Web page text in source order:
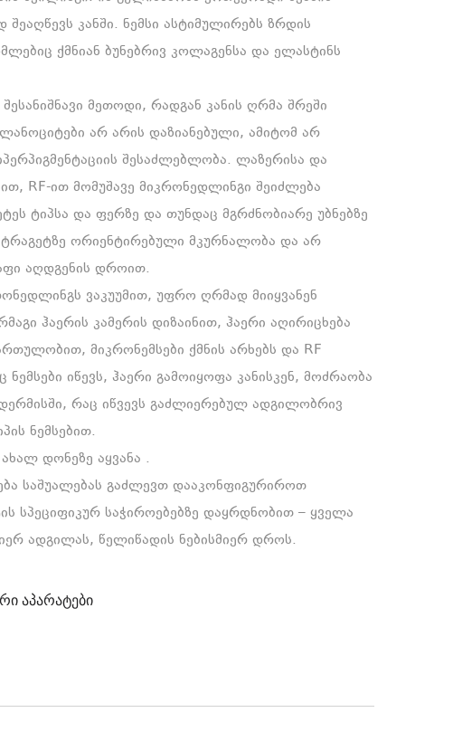
კანში. ნემსი ასტიმულირებს ზრდის
ქმნიან ბუნებრივ კოლაგენსა და ელასტინს
მეთოდი, რადგან კანის ღრმა შრეში
არ არის დაზიანებული, ამიტომ არ
შესაძლებლობა. ლაზერისა და
RF-ით მომუშავე მიკრონედლინგი შეიძლება
ტიპსა და ფერზე და თუნდაც მგრძნობიარე უბნებზე
ორიენტირებული მკურნალობა და არ
აღდგენის დროით.
ვაკუუმით, უფრო ღრმად მიიყვანენ
ჰაერის კამერის დიზაინით, ჰაერი აღირიცხება
მიკრონემსები ქმნის არხებს და RF
იწევს, ჰაერი გამოიყოფა კანისკენ, მოძრაობა
რაც იწვევს გაძლიერებულ ადგილობრივ
ნემსებით.
დონეზე აყვანა .
საშუალებას გაძლევთ დააკონფიგურიროთ
სპეციფიკურ საჭიროებებზე დაყრდნობით – ყველა
ადგილას, წელიწადის ნებისმიერ დროს.
აპარატები